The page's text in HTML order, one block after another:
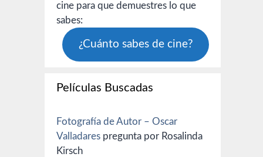
cine para que demuestres lo que
sabes:
¿Cuánto sabes de cine?
Películas Buscadas
Fotografía de Autor – Oscar
Valladares pregunta por Rosalinda
Kirsch